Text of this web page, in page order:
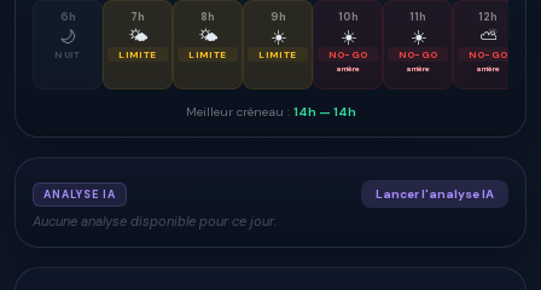
6h
🌙
NUIT
7h
🌤
LIMITE
8h
🌤
LIMITE
9h
☀️
LIMITE
10h
☀️
NO-GO
arrière
11h
☀️
NO-GO
arrière
12h
⛅
NO-GO
arrière
Meilleur créneau : 14h — 14h
ANALYSE IA Lancer l'analyse IA
Aucune analyse disponible pour ce jour.